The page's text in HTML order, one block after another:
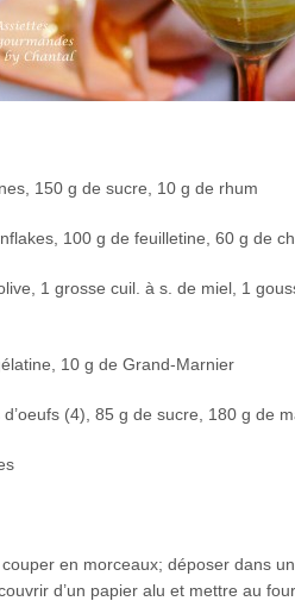
150 g de sucre, 10 g de rhum
100 g de feuilletine, 60 g de
1 grosse cuil. à s. de miel, 1
10 g de Grand-Marnier
(4), 85 g de sucre, 180 g de
en morceaux; déposer dans
d’un papier alu et mettre au